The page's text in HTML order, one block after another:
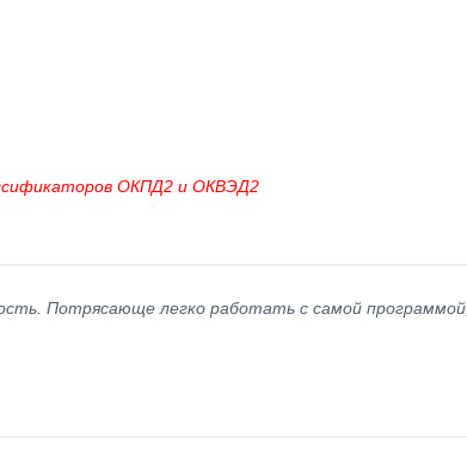
ОКПД2 и ОКВЭД2
Потрясающе легко работать с самой программой,